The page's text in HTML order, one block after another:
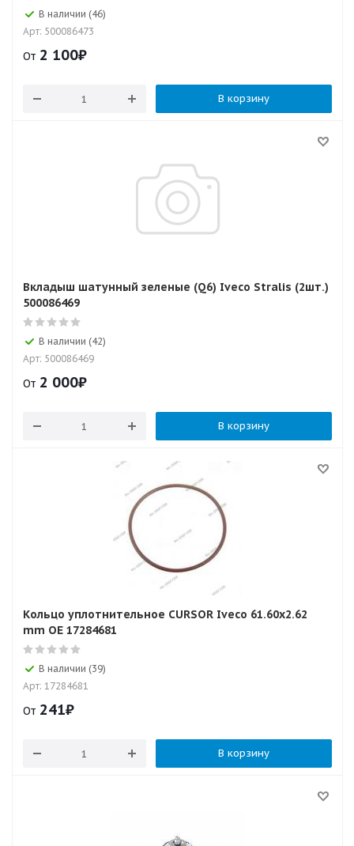
В наличии (46)
Арт: 500086473
От 2 100₽
В корзину
Вкладыш шатунный зеленые (Q6) Iveco Stralis (2шт.)
500086469
В наличии (42)
Арт: 500086469
От 2 000₽
В корзину
Кольцо уплотнительное CURSOR Iveco 61.60x2.62
mm OE 17284681
В наличии (39)
Арт: 17284681
От 241₽
В корзину